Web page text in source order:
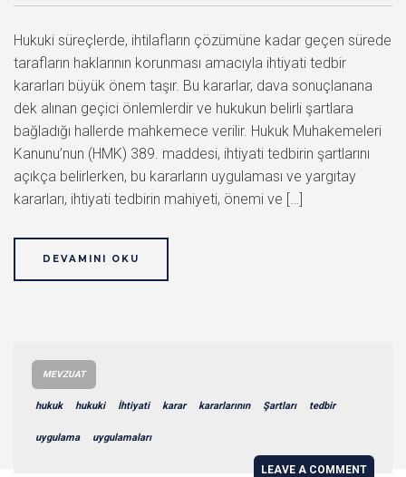
Hukuki süreçlerde, ihtilafların çözümüne kadar geçen sürede
tarafların haklarının korunması amacıyla ihtiyati tedbir
kararları büyük önem taşır. Bu kararlar, dava sonuçlanana
dek alınan geçici önlemlerdir ve hukukun belirli şartlara
bağladığı hallerde mahkemece verilir. Hukuk Muhakemeleri
Kanunu’nun (HMK) 389. maddesi, ihtiyati tedbirin şartlarını
açıkça belirlerken, bu kararların uygulaması ve yargıtay
kararları, ihtiyati tedbirin mahiyeti, önemi ve […]
DEVAMINI OKU
MEVZUAT
hukuk hukuki İhtiyati karar kararlarının Şartları tedbir
uygulama uygulamaları
LEAVE A COMMENT